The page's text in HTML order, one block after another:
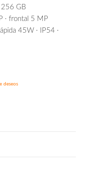
GB
· frontal 5 MP
45W · IP54 ·
deseos